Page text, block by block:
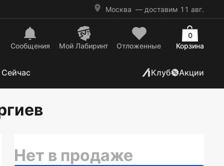
Москва — доставим 11 авг.
Сообщения Mой Лабиринт Отложенные Корзина
0
Клуб Акции
Нет в продаже